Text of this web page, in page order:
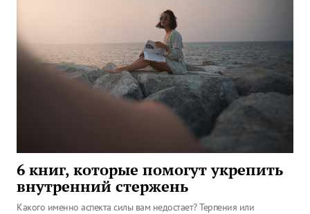
6 книг, которые помогут укрепить
внутренний стержень
Какого именно аспекта силы вам недостает? Терпения или